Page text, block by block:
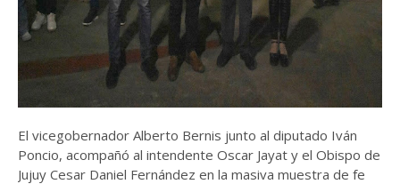
El vicegobernador Alberto Bernis junto al diputado Iván
Poncio, acompañó al intendente Oscar Jayat y el Obispo de
Jujuy Cesar Daniel Fernández en la masiva muestra de fe